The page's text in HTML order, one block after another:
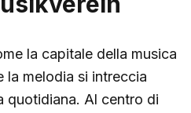
la capitale della musica
la melodia si intreccia
quotidiana. Al centro di